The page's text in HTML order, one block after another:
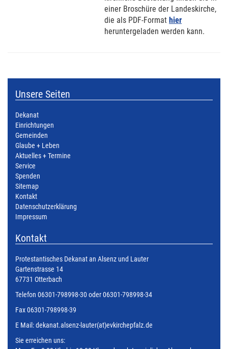
einer Broschüre der Landeskirche,
die als PDF-Format hier
heruntergeladen werden kann.
Unsere Seiten
Dekanat
Einrichtungen
Gemeinden
Glaube + Leben
Aktuelles + Termine
Service
Spenden
Sitemap
Kontakt
Datenschutzerklärung
Impressum
Kontakt
Protestantisches Dekanat an Alsenz und Lauter
Gartenstrasse 14
67731 Otterbach
Telefon 06301-798998-30 oder 06301-798998-34
Fax 06301-798998-39
E Mail:dekanat.alsenz-lauter(at)evkirchepfalz.de
Sie erreichen uns: